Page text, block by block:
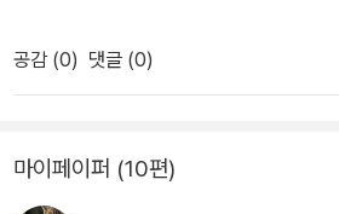
보통의 인물이 오히려 더 큰 일을 이룰 수
는 기억이 안 나지만, 대충 이런 뉘앙스였
프의 대사를 통해 톨킨의 의도를 직접적으
(원작 소설에서는 이런 대사가 없다. 아마
를 얻기도 했다. 글쎄, 그가 결국 무엇을 얻
게 될 것이다'라고 운을 띄우는데, 그의 말
결국 얻은 것은 돈이나 타인의 존경(혹은
봤는데, 원작과 영화는 닮은 점도 있었지만
해서 보는 재미가 있었다. 원작에서는 자신
공감 (0) 댓글 (0)
마이페이퍼 (10편)